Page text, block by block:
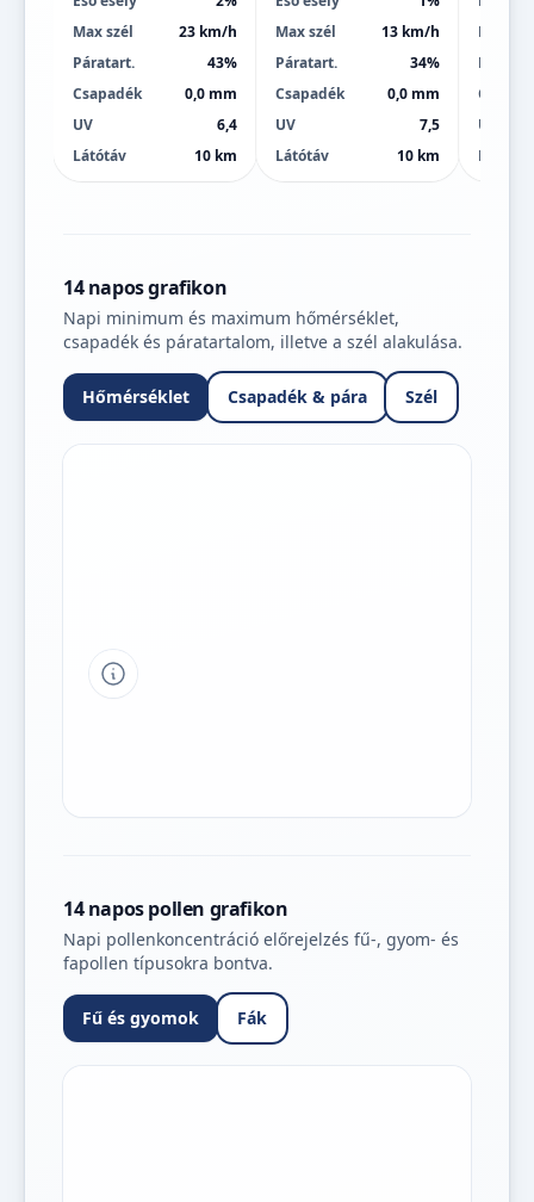
Max szél
23 km/h
Páratart.
43%
Csapadék
0,0 mm
UV
6,4
Látótáv
10 km
Max szél
13 km/h
Páratart.
34%
Csapadék
0,0 mm
UV
7,5
Látótáv
10 km
Max
UV
Látótáv
14 napos grafikon
Napi minimum és maximum hőmérséklet,
csapadék és páratartalom, illetve a szél alakulása.
Hőmérséklet Csapadék & pára Szél
Tipp a grafikon jelmagyarázatához
14 napos pollen grafikon
Napi pollenkoncentráció előrejelzés fű-, gyom- és
fapollen típusokra bontva.
Fű és gyomok Fák